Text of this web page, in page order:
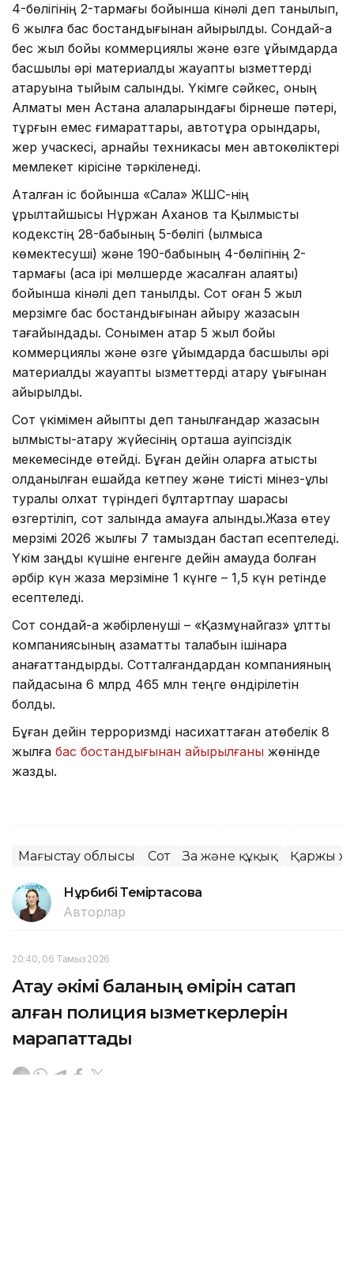
4-бөлігінің 2-тармағы бойынша кінәлі деп танылып,
6 жылға бас бостандығынан айырылды. Сондай-ақ
бес жыл бойы коммерциялық және өзге ұйымдарда
басшылық әрі материалдық жауапты қызметтерді
атқаруына тыйым салынды. Үкімге сәйкес, оның
Алматы мен Астана қалаларындағы бірнеше пәтері,
тұрғын емес ғимараттары, автотұрақ орындары,
жер учаскесі, арнайы техникасы мен автокөліктері
мемлекет кірісіне тәркіленеді.
Аталған іс бойынша «Сала» ЖШС-нің
құрылтайшысы Нұржан Аханов та Қылмыстық
кодекстің 28-бабының 5-бөлігі (қылмысқа
көмектесуші) және 190-бабының 4-бөлігінің 2-
тармағы (аса ірі мөлшерде жасалған алаяқтық)
бойынша кінәлі деп танылды. Сот оған 5 жыл
мерзімге бас бостандығынан айыру жазасын
тағайындады. Сонымен қатар 5 жыл бойы
коммерциялық және өзге ұйымдарда басшылық әрі
материалдық жауапты қызметтерді атқару құқығынан
айырылды.
Сот үкімімен айыпты деп танылғандар жазасын
қылмыстық-атқару жүйесінің орташа қауіпсіздік
мекемесінде өтейді. Бұған дейін оларға қатысты
қолданылған ешқайда кетпеу және тиісті мінез-құлық
туралы қолхат түріндегі бұлтартпау шарасы
өзгертіліп, сот залында қамауға алынды.Жаза өтеу
мерзімі 2026 жылғы 7 тамыздан бастап есептеледі.
Үкім заңды күшіне енгенге дейін қамауда болған
әрбір күн жаза мерзіміне 1 күнге – 1,5 күн ретінде
есептеледі.
Сот сондай-ақ жәбірленуші – «Қазмұнайгаз» ұлттық
компаниясының азаматтық талабын ішінара
қанағаттандырды. Сотталғандардан компанияның
пайдасына 6 млрд 465 млн теңге өндірілетін
болды.
Бұған дейін терроризмді насихаттаған ақтөбелік 8
жылға бас бостандығынан айырылғаны жөнінде
жаздық.
Маңғыстау облысы Сот Заң және құқық Қаржы
Нұрбибі Теміртасова
Авторлар
20:40, 06 Тамыз 2026
Ақтау әкімі баланың өмірін сақтап
қалған полиция қызметкерлерін
марапаттады